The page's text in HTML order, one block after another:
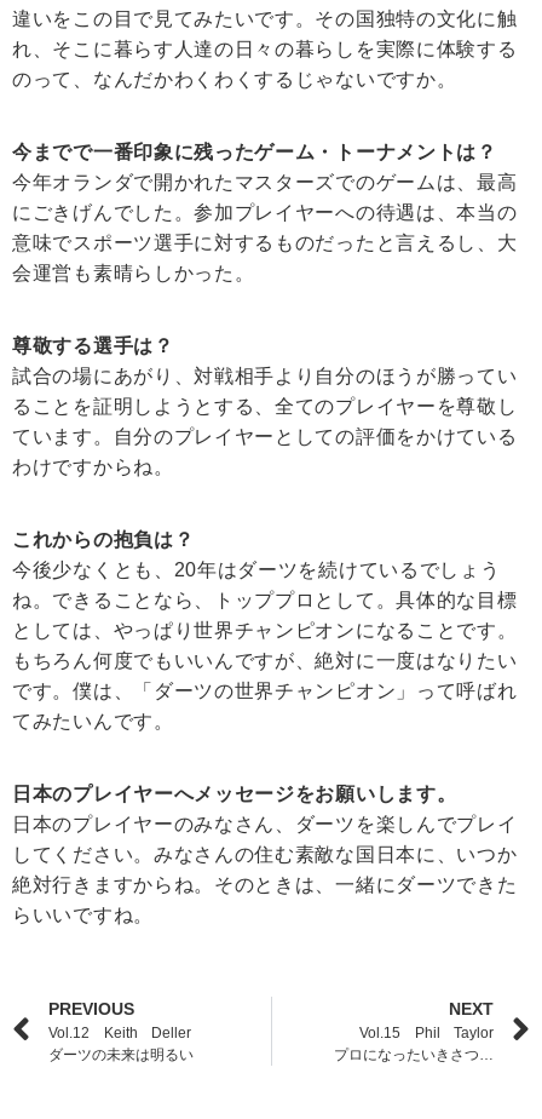
違いをこの目で見てみたいです。その国独特の文化に触
れ、そこに暮らす人達の日々の暮らしを実際に体験する
のって、なんだかわくわくするじゃないですか。
今までで一番印象に残ったゲーム・トーナメントは？
今年オランダで開かれたマスターズでのゲームは、最高
にごきげんでした。参加プレイヤーへの待遇は、本当の
意味でスポーツ選手に対するものだったと言えるし、大
会運営も素晴らしかった。
尊敬する選手は？
試合の場にあがり、対戦相手より自分のほうが勝ってい
ることを証明しようとする、全てのプレイヤーを尊敬し
ています。自分のプレイヤーとしての評価をかけている
わけですからね。
これからの抱負は？
今後少なくとも、20年はダーツを続けているでしょう
ね。できることなら、トッププロとして。具体的な目標
としては、やっぱり世界チャンピオンになることです。
もちろん何度でもいいんですが、絶対に一度はなりたい
です。僕は、「ダーツの世界チャンピオン」って呼ばれ
てみたいんです。
日本のプレイヤーへメッセージをお願いします。
日本のプレイヤーのみなさん、ダーツを楽しんでプレイ
してください。みなさんの住む素敵な国日本に、いつか
絶対行きますからね。そのときは、一緒にダーツできた
らいいですね。
PREVIOUS
Vol.12 Keith Deller
ダーツの未来は明るい
NEXT
Vol.15 Phil Taylor
プロになったいきさつ…